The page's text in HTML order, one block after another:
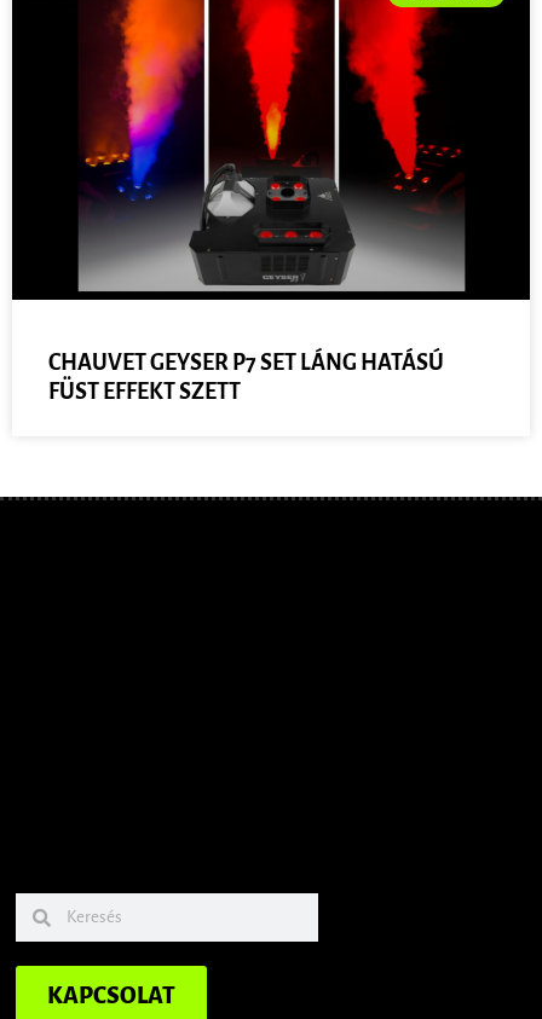
CHAUVET GEYSER P7 SET LÁNG HATÁSÚ
FÜST EFFEKT SZETT
KAPCSOLAT